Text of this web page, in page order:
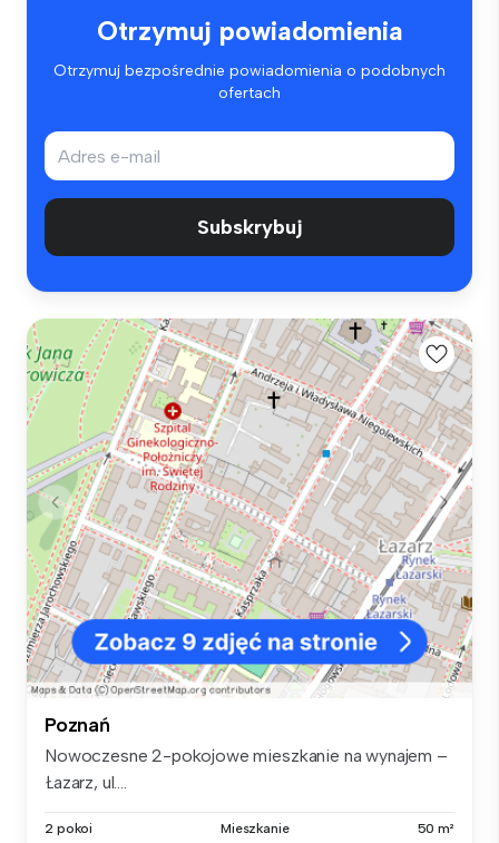
Otrzymuj powiadomienia
Otrzymuj bezpośrednie powiadomienia o podobnych
ofertach
Subskrybuj
Poznań
Nowoczesne 2-pokojowe mieszkanie na wynajem –
Łazarz, ul....
2 pokoi Mieszkanie 50 m²